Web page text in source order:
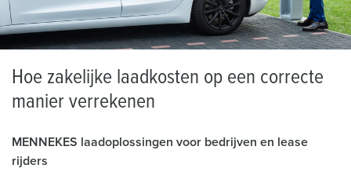
Hoe zakelijke laadkosten op een correcte
manier verrekenen
MENNEKES laadoplossingen voor bedrijven en lease
rijders